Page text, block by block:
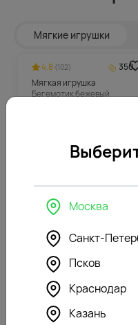
Мягкие игрушки
4.8 (102)
350
Мягкая игрушка
Бегемотик бежевый
6988
Похожие
4.7(200)
Москва
Санкт-
Псков
Краснодар
Казань